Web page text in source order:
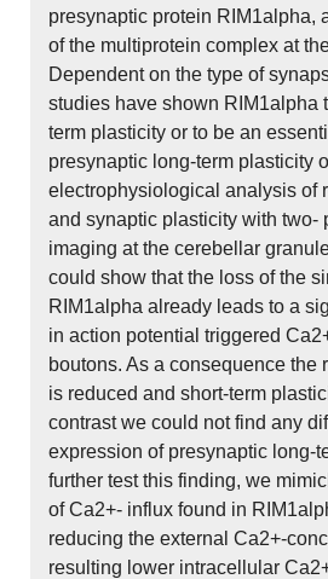
presynaptic protein RIM1alpha,
of the multiprotein complex at
Dependent on the type of
studies have shown RIM1alpha
term plasticity or to be an
presynaptic long-term plasticity
electrophysiological analysis of
and synaptic plasticity with two-
imaging at the cerebellar
could show that the loss of the
RIM1alpha already leads to a
in action potential triggered
boutons. As a consequence the
is reduced and short-term
contrast we could not find any
expression of presynaptic long-
further test this finding, we
of Ca2+- influx found in
reducing the external Ca2+-
resulting lower intracellular